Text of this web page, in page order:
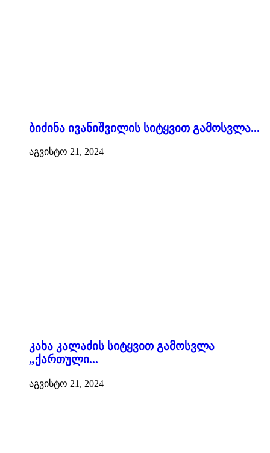
ბიძინა ივანიშვილის სიტყვით გამოსვლა...
აგვისტო 21, 2024
კახა კალაძის სიტყვით გამოსვლა
„ქართული...
აგვისტო 21, 2024